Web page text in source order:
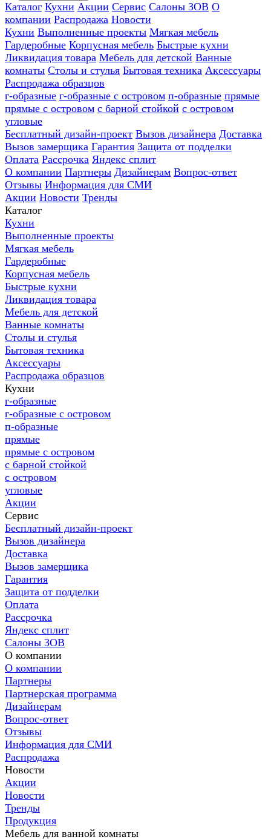
Каталог Кухни Акции Сервис Салоны ЗОВ О
компании Распродажа Новости
Кухни Выполненные проекты Мягкая мебель
Гардеробные Корпусная мебель Быстрые кухни
Ликвидация товара Мебель для детской Ванные
комнаты Столы и стулья Бытовая техника Аксессуары
Распродажа образцов
г-образные г-образные с островом п-образные прямые
прямые с островом с барной стойкой с островом
угловые
Бесплатный дизайн-проект Вызов дизайнера Доставка
Вызов замерщика Гарантия Защита от подделки
Оплата Рассрочка Яндекс сплит
О компании Партнеры Дизайнерам Вопрос-ответ
Отзывы Информация для СМИ
Акции Новости Тренды
Каталог
Кухни
Выполненные проекты
Мягкая мебель
Гардеробные
Корпусная мебель
Быстрые кухни
Ликвидация товара
Мебель для детской
Ванные комнаты
Столы и стулья
Бытовая техника
Аксессуары
Распродажа образцов
Кухни
г-образные
г-образные с островом
п-образные
прямые
прямые с островом
с барной стойкой
с островом
угловые
Акции
Сервис
Бесплатный дизайн-проект
Вызов дизайнера
Доставка
Вызов замерщика
Гарантия
Защита от подделки
Оплата
Рассрочка
Яндекс сплит
Салоны ЗОВ
О компании
О компании
Партнеры
Партнерская программа
Дизайнерам
Вопрос-ответ
Отзывы
Информация для СМИ
Распродажа
Новости
Акции
Новости
Тренды
Продукция
Мебель для ванной комнаты